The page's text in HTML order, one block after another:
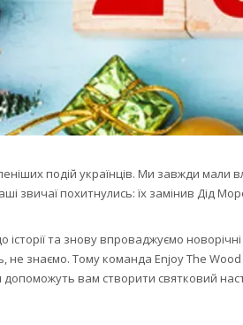
подій українців. Ми завжди мали
звичаї похитнулись: їх замінив Дід
історії та знову впроваджуємо
знаємо. Тому команда Enjoy The Wood
допоможуть вам створити святковий